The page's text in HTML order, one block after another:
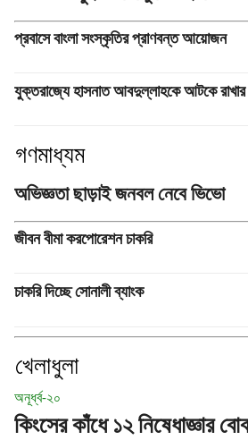
প্রবাসে বাংলা সংস্কৃতির প্রাণবন্ত আয়োজন
যুক্তরাজ্যে হাসনাত আবদুল্লাহকে আটকে
গণমাধ্যম
অভিজ্ঞতা ছাড়াই জনবল নেবে ভিভো
জীবন বীমা করপোরেশন চাকরি
চাকরি দিচ্ছে সোনালী ব্যাংক
খেলাধুলা
অনূর্ধ্ব-২০
কিংসের কাঁধে ১২ নিষেধাজ্ঞার